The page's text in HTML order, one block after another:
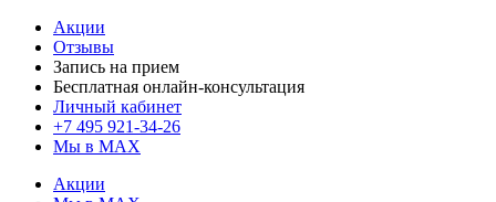
Акции
Отзывы
Запись на прием
Бесплатная онлайн-консультация
Личный кабинет
+7 495 921-34-26
Мы в MAX
Акции